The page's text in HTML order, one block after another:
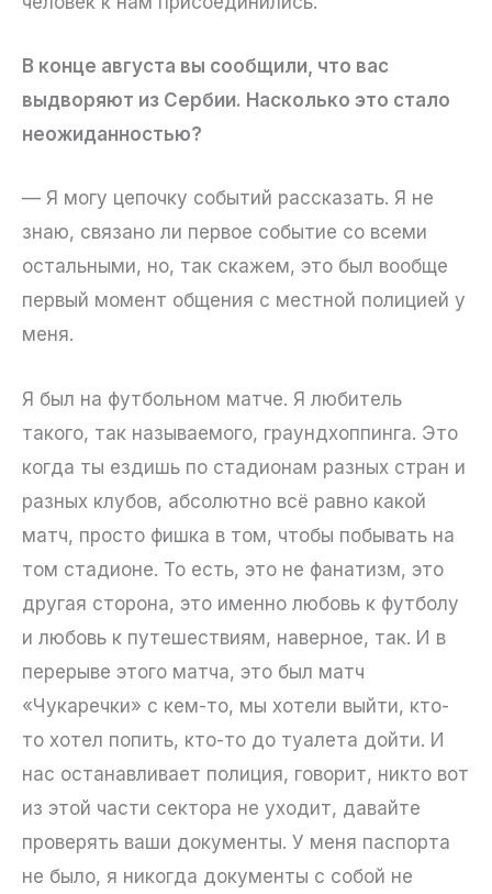
В конце августа вы сообщили, что вас
выдворяют из Сербии. Насколько это стало
неожиданностью?
— Я могу цепочку событий рассказать. Я не
знаю, связано ли первое событие со всеми
остальными, но, так скажем, это был вообще
первый момент общения с местной полицией у
меня.
Я был на футбольном матче. Я любитель
такого, так называемого, граундхоппинга. Это
когда ты ездишь по стадионам разных стран и
разных клубов, абсолютно всё равно какой
матч, просто фишка в том, чтобы побывать на
том стадионе. То есть, это не фанатизм, это
другая сторона, это именно любовь к футболу
и любовь к путешествиям, наверное, так. И в
перерыве этого матча, это был матч
«Чукаречки» с кем-то, мы хотели выйти, кто-
то хотел попить, кто-то до туалета дойти. И
нас останавливает полиция, говорит, никто вот
из этой части сектора не уходит, давайте
проверять ваши документы. У меня паспорта
не было, я никогда документы с собой не